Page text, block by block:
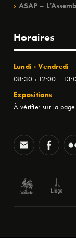
ASAP –
Horaires
Lundi › Vendredi
08:30 › 12:00 |
Expositions
À vérifier sur la